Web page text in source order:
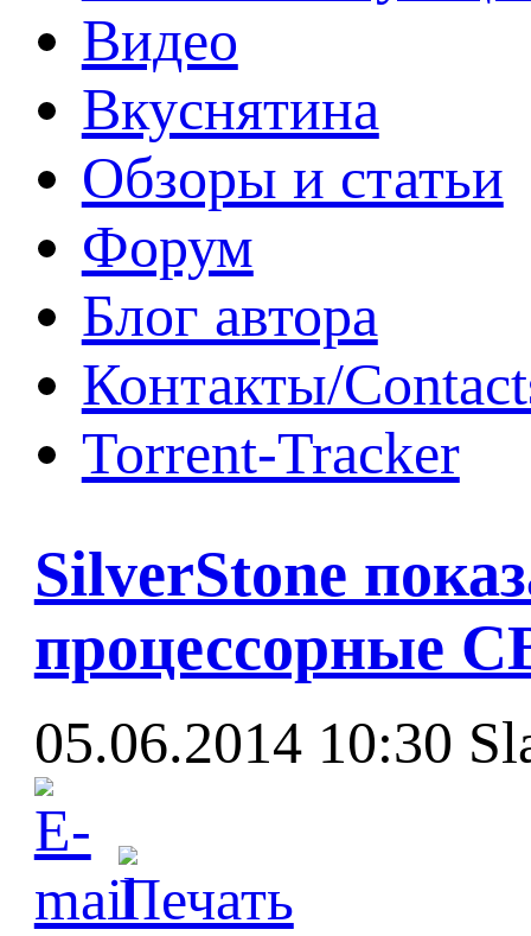
Видео
Вкуснятина
Обзоры и статьи
Форум
Блог автора
Контакты/
Torrent-Tracker
SilverStone
процессорные
05.06.2014 10:30